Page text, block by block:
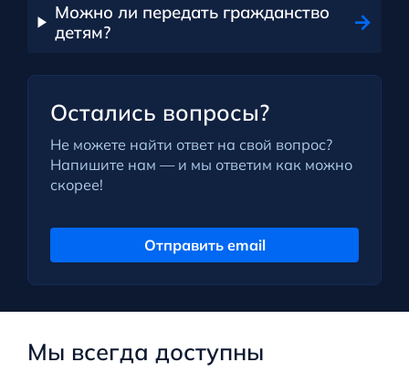
Можно ли передать гражданство
детям?
Остались вопросы?
Не можете найти ответ на свой вопрос?
Напишите нам — и мы ответим как можно
скорее!
Отправить email
Мы всегда доступны